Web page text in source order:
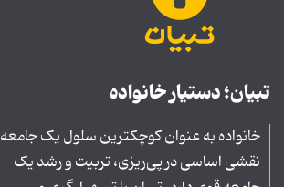
تبیان؛ دستیار خانواده
خانواده به عنوان کوچکترین سلول یک جامعه
نقشی اساسی در پی‌ریزی، تربیت و رشد یک